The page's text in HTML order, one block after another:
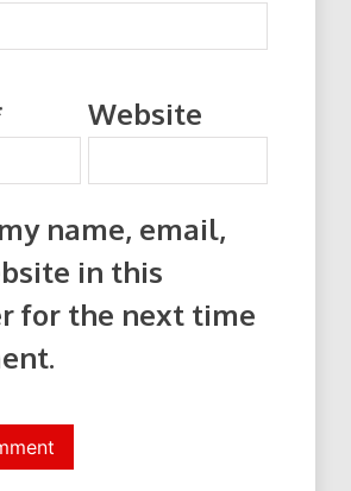
Website
name, email,
in this
for the next time